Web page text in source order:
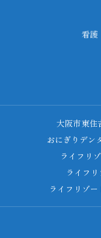
看護
大阪市東住
おにぎりデン
ライフリ
ライフ
ライフリゾ